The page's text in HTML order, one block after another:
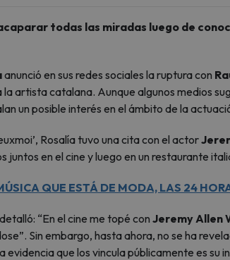
todas las miradas luego de
anunció en sus redes sociales la ruptura con
la artista catalana. Aunque algunos medios
un posible interés en el ámbito de la
Rosalía tuvo una cita con el actor
juntos en el cine y luego en un restaurante
QUE ESTÁ DE MODA, LAS 24
“En el cine me topé con Jeremy Allen
Sin embargo, hasta ahora, no se ha
evidencia que los vincula públicamente es